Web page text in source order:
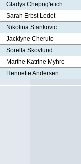
Gladys Chepng'etich
Sarah Erbst Ledet
Nikolina Stankovic
Jacklyne Cheruto
Sorella Skovlund
Marthe Katrine Myhre
Henriette Andersen